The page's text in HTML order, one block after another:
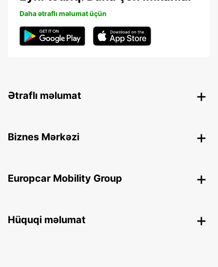
Daha ətraflı məlumat üçün
Ətraflı məlumat
Biznes Mərkəzi
Europcar Mobility Group
Hüquqi məlumat